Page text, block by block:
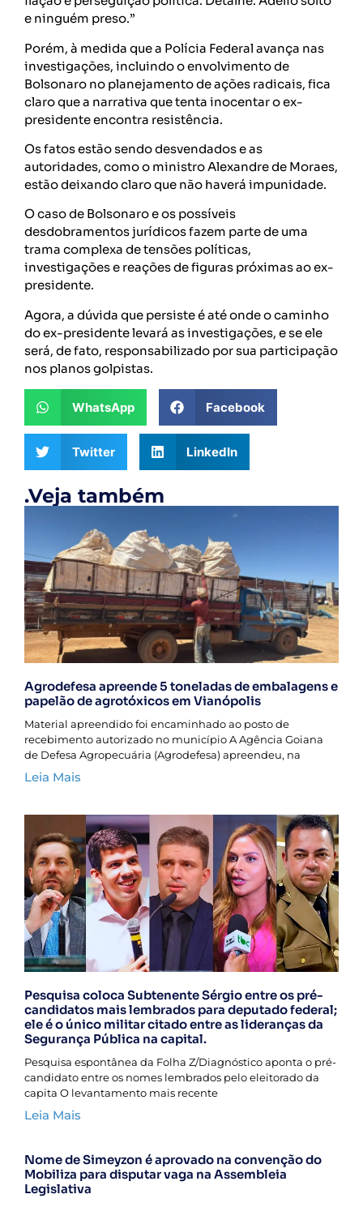
e ninguém preso.”
Porém, à medida que a Polícia Federal avança nas
investigações, incluindo o envolvimento de
Bolsonaro no planejamento de ações radicais, fica
claro que a narrativa que tenta inocentar o ex-
presidente encontra resistência.
Os fatos estão sendo desvendados e as
autoridades, como o ministro Alexandre de Moraes,
estão deixando claro que não haverá impunidade.
O caso de Bolsonaro e os possíveis
desdobramentos jurídicos fazem parte de uma
trama complexa de tensões políticas,
investigações e reações de figuras próximas ao ex-
presidente.
Agora, a dúvida que persiste é até onde o caminho
do ex-presidente levará as investigações, e se ele
será, de fato, responsabilizado por sua participação
nos planos golpistas.
WhatsApp Facebook
Twitter LinkedIn
.Veja também
Agrodefesa apreende 5 toneladas de embalagens e
papelão de agrotóxicos em Vianópolis
Material apreendido foi encaminhado ao posto de
recebimento autorizado no município A Agência Goiana
de Defesa Agropecuária (Agrodefesa) apreendeu, na
Leia Mais
Pesquisa coloca Subtenente Sérgio entre os pré-
candidatos mais lembrados para deputado federal;
ele é o único militar citado entre as lideranças da
Segurança Pública na capital.
Pesquisa espontânea da Folha Z/Diagnóstico aponta o pré-
candidato entre os nomes lembrados pelo eleitorado da
capita O levantamento mais recente
Leia Mais
Nome de Simeyzon é aprovado na convenção do
Mobiliza para disputar vaga na Assembleia
Legislativa